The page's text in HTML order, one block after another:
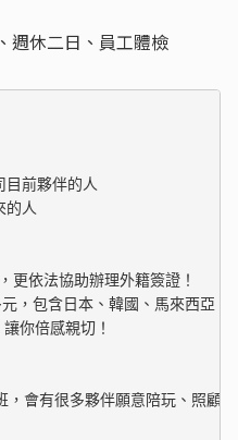
週休二日、員工體檢
前夥伴的人
人
依法協助辦理外籍簽證！
包含日本、韓國、馬來西亞、
會有很多夥伴願意陪玩、照顧